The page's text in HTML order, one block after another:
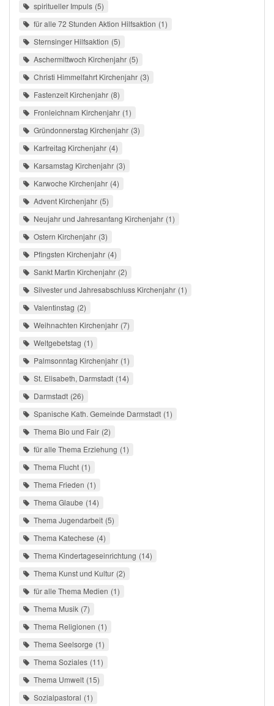
spiritueller Impuls 5
für alle 72 Stunden Aktion Hilfsaktion 1
Sternsinger Hilfsaktion 5
Aschermittwoch Kirchenjahr 5
Christi Himmelfahrt Kirchenjahr 3
Fastenzeit Kirchenjahr 8
Fronleichnam Kirchenjahr 1
Gründonnerstag Kirchenjahr 3
Karfreitag Kirchenjahr 4
Karsamstag Kirchenjahr 3
Karwoche Kirchenjahr 4
Advent Kirchenjahr 5
Neujahr und Jahresanfang Kirchenjahr 1
Ostern Kirchenjahr 3
Pfingsten Kirchenjahr 4
Sankt Martin Kirchenjahr 2
Silvester und Jahresabschluss Kirchenjahr 1
Valentinstag 2
Weihnachten Kirchenjahr 7
Weltgebetstag 1
Palmsonntag Kirchenjahr 1
St. Elisabeth, Darmstadt 14
Darmstadt 26
Spanische Kath. Gemeinde Darmstadt 1
Thema Bio und Fair 2
für alle Thema Erziehung 1
Thema Flucht 1
Thema Frieden 1
Thema Glaube 14
Thema Jugendarbeit 5
Thema Katechese 4
Thema Kindertageseinrichtung 14
Thema Kunst und Kultur 2
für alle Thema Medien 1
Thema Musik 7
Thema Religionen 1
Thema Seelsorge 1
Thema Soziales 11
Thema Umwelt 15
Sozialpastoral 1